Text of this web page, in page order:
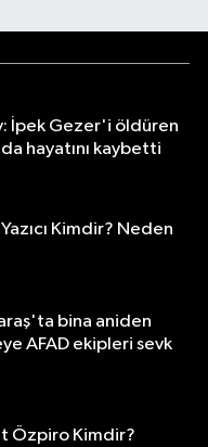
İpek Gezer'i öldüren
hayatını kaybetti
Kimdir? Neden
bina aniden
AFAD ekipleri sevk
Özpiro Kimdir?